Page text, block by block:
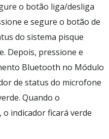
o botão liga/desliga
e segure o botão de
do sistema pisque
Depois, pressione e
Bluetooth no Módulo
de status do microfone
Quando o
indicador ficará verde